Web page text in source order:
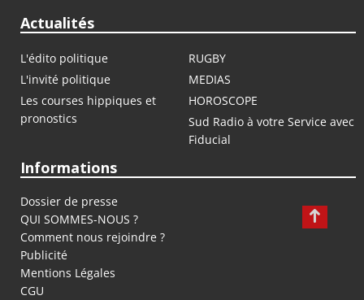
Actualités
L'édito politique
RUGBY
L'invité politique
MEDIAS
Les courses hippiques et
pronostics
HOROSCOPE
Sud Radio à votre Service avec
Fiducial
Informations
Dossier de presse
QUI SOMMES-NOUS ?
Comment nous rejoindre ?
Publicité
Mentions Légales
CGU